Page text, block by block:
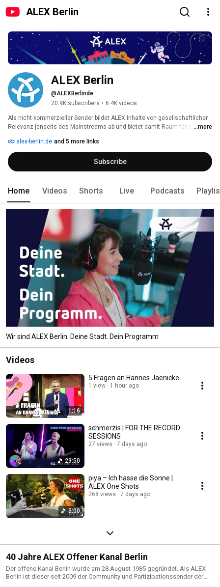
ALEX Berlin
ALEX Berlin
@ALEXBerlinde
20.9K subscribers • 6.4K videos
Als nicht-kommerzieller Sender bildet ALEX Inhalte von gesellschaftlicher
Relevanz jenseits des Mainstreams ab und bietet damit Raum für die
zu erleben und sie selbst zu gestalten und bietet somit nicht nur die
Chance, eigene Inhalte im TV, Radio und Internet zu veröffentlichen,
sondern ist ein Begegnungsort für Ideen, Kreativität und Austausch.
...more
alex-berlin.de and 5 more links
Subscribe
Home Videos Shorts Live Podcasts
Wir sind ALEX Berlin. Deine Stadt. Dein Programm
Videos
1:16
5 Fragen an Hannes Jaenicke
1 view 1 hour ago
29:50
schmerzis | FOR THE RECORD
SESSIONS
27 views 7 days ago
3:00
piya – Ich hasse die Sonne |
ALEX One Shots
268 views 7 days ago
40 Jahre ALEX Offener Kanal Berlin
Der offene Kanal Berlin wurde am 28.August 1985 gegründet. Als ALEX
Berlin ist dieser seit 2009 der Community und Partizipationssender der